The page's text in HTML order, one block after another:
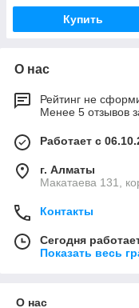
Купить
О нас
Рейтинг не
Менее 5 отзывов
Работает с
г. Алматы
Макатаева 131,
Контакты
Сегодня
Показать весь
О нас